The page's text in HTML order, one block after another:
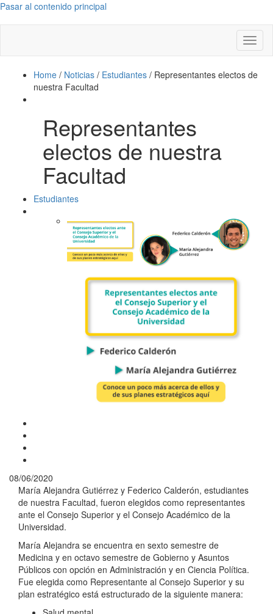
Pasar al contenido principal
Home / Noticias / Estudiantes / Representantes electos de
nuestra Facultad
Representantes
electos de nuestra
Facultad
Estudiantes
08/06/2020
María Alejandra Gutiérrez y Federico Calderón, estudiantes
de nuestra Facultad, fueron elegidos como representantes
ante el Consejo Superior y el Consejo Académico de la
Universidad.
María Alejandra se encuentra en sexto semestre de
Medicina y en octavo semestre de Gobierno y Asuntos
Públicos con opción en Administración y en Ciencia Política.
Fue elegida como Representante al Consejo Superior y su
plan estratégico está estructurado de la siguiente manera: